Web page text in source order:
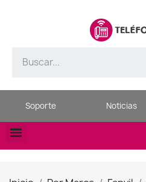
Soporte Noticias